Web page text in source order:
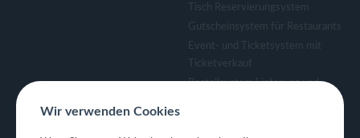
Tisch Reservierungsystem
Gutscheinsystem für Restaurants
Event- und Ticketsystem mit
Ticketverkauf
Bestellsystem Lieferung und
Wir verwenden Cookies